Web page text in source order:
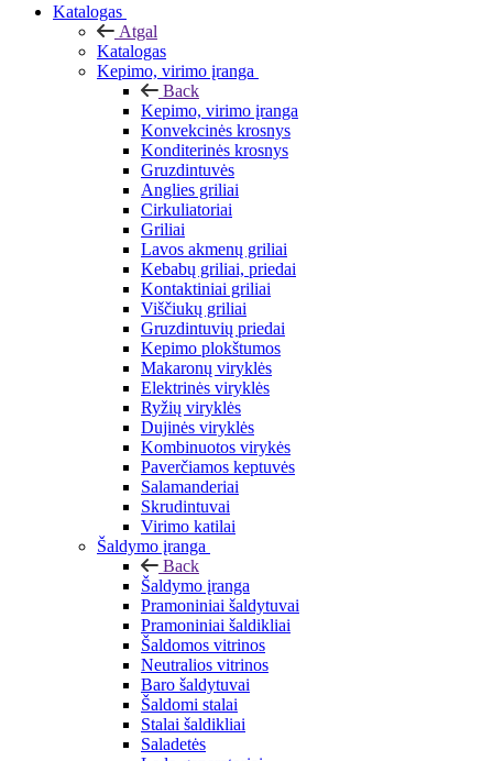
Katalogas
Atgal
Katalogas
Kepimo, virimo įranga
Back
Kepimo, virimo įranga
Konvekcinės krosnys
Konditerinės krosnys
Gruzdintuvės
Anglies griliai
Cirkuliatoriai
Griliai
Lavos akmenų griliai
Kebabų griliai, priedai
Kontaktiniai griliai
Viščiukų griliai
Gruzdintuvių priedai
Kepimo plokštumos
Makaronų viryklės
Elektrinės viryklės
Ryžių viryklės
Dujinės viryklės
Kombinuotos virykės
Paverčiamos keptuvės
Salamanderiai
Skrudintuvai
Virimo katilai
Šaldymo įranga
Back
Šaldymo įranga
Pramoniniai šaldytuvai
Pramoniniai šaldikliai
Šaldomos vitrinos
Neutralios vitrinos
Baro šaldytuvai
Šaldomi stalai
Stalai šaldikliai
Saladetės